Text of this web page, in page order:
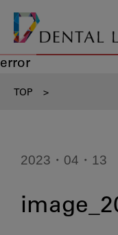
error
TOP >
2023・04・13